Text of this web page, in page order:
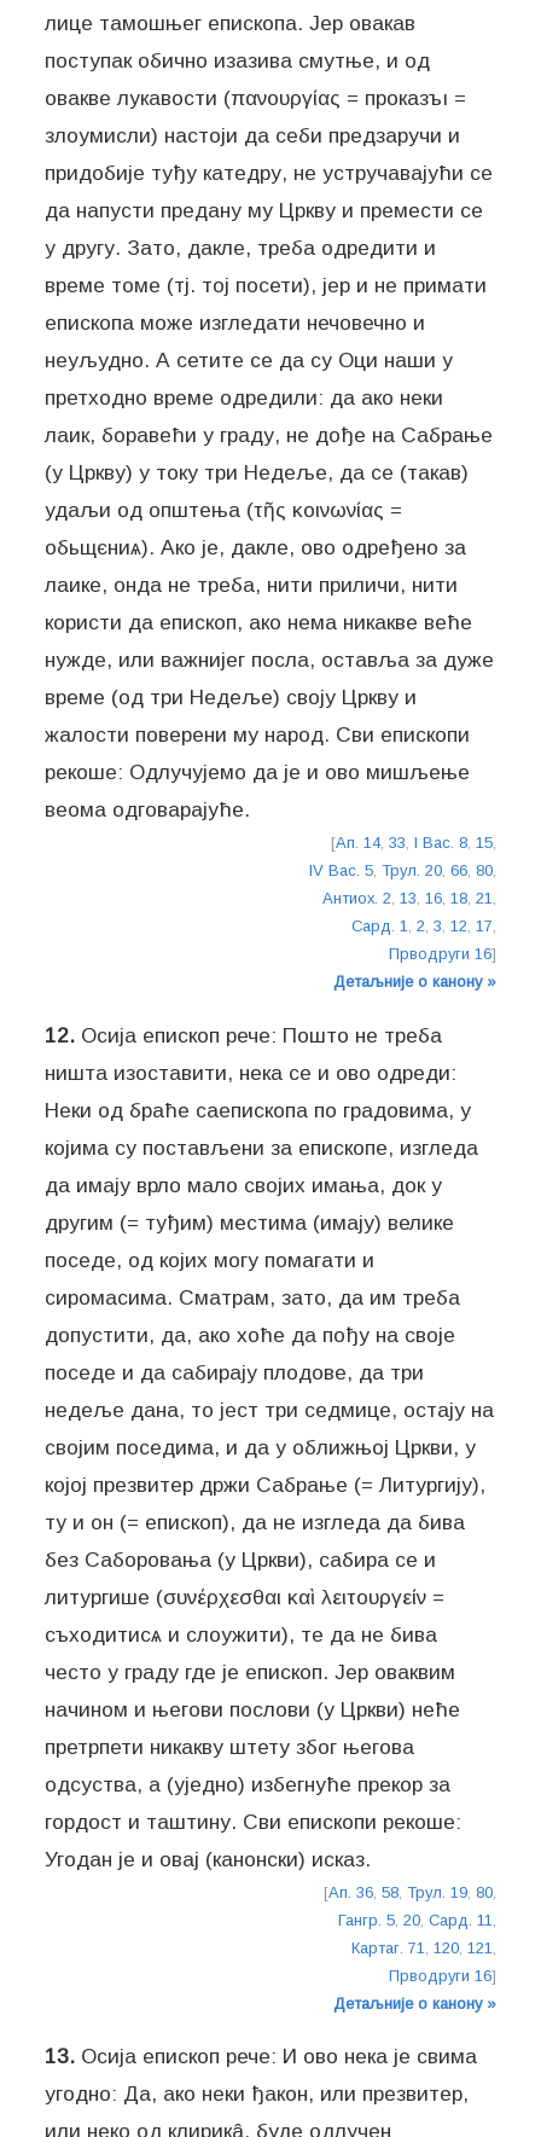
лице тамошњег епископа. Јер овакав
поступак обично изазива смутње, и од
овакве лукавости (πανουργίας = проказъı =
злоумисли) настоји да себи предзаручи и
придобије туђу катедру, не устручавајући се
да напусти предану му Цркву и премести се
у другу. Зато, дакле, треба одредити и
време томе (тј. тој посети), јер и не примати
епископа може изгледати нечовечно и
неуљудно. А сетите се да су Оци наши у
претходно време одредили: да ако неки
лаик, боравећи у граду, не дође на Сабрање
(у Цркву) у току три Недеље, да се (такав)
удаљи од општења (τῆς κοινωνίας =
обьщєниѧ). Ако је, дакле, ово одређено за
лаике, онда не треба, нити приличи, нити
користи да епископ, ако нема никакве веће
нужде, или важнијег посла, оставља за дуже
време (од три Недеље) своју Цркву и
жалости поверени му народ. Сви епископи
рекоше: Одлучујемо да је и ово мишљење
веома одговарајуће.
[Ап. 14, 33, I Вас. 8, 15,
IV Вас. 5, Трул. 20, 66, 80,
Антиох. 2, 13, 16, 18, 21,
Сард. 1, 2, 3, 12, 17,
Прводруги 16]
Детаљније о канону »
12. Осија епископ рече: Пошто не треба
ништа изоставити, нека се и ово одреди:
Неки од браће саепископа по градовима, у
којима су постављени за епископе, изгледа
да имају врло мало својих имања, док у
другим (= туђим) местима (имају) велике
поседе, од којих могу помагати и
сиромасима. Сматрам, зато, да им треба
допустити, да, ако хоће да пођу на своје
поседе и да сабирају плодове, да три
недеље дана, то јест три седмице, остају на
својим поседима, и да у оближњој Цркви, у
којој презвитер држи Сабрање (= Литургију),
ту и он (= епископ), да не изгледа да бива
без Саборовања (у Цркви), сабира се и
литургише (συνέρχεσθαι καὶ λειτουργείν =
съходитисѧ и слоужити), те да не бива
често у граду где је епископ. Јер оваквим
начином и његови послови (у Цркви) неће
претрпети никакву штету због његова
одсуства, а (уједно) избегнуће прекор за
гордост и таштину. Сви епископи рекоше:
Угодан је и овај (канонски) исказ.
[Ап. 36, 58, Трул. 19, 80,
Гангр. 5, 20, Сард. 11
Картаг. 71
120, 121
Прводруги 16]
Детаљније о канону »
13. Осија епископ рече: И ово нека је свима
угодно: Да, ако неки ђакон, или презвитер,
или неко од клирикâ, буде одлучен